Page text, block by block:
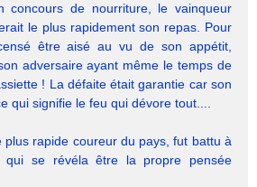
de nourriture, le vainqueur
le plus rapidement son repas. Pour
être aisé au vu de son appétit,
adversaire ayant même le temps de
! La défaite était garantie car son
qui signifie le feu qui dévore tout....
rapide coureur du pays, fut battu à
qui se révéla être la propre pensée